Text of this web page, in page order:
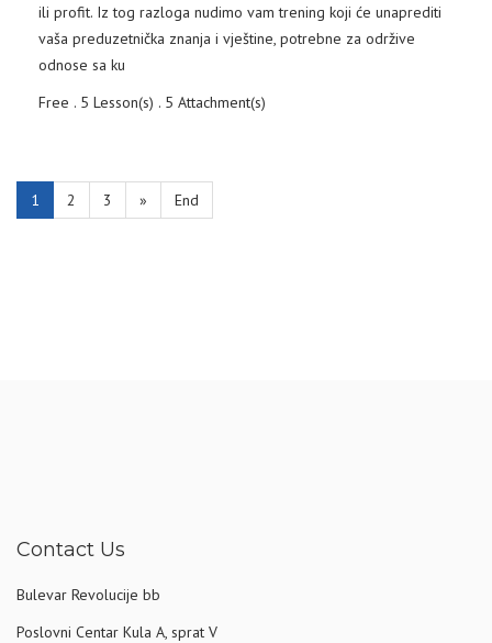
ili profit. Iz tog razloga nudimo vam trening koji će unaprediti
vaša preduzetnička znanja i vještine, potrebne za održive
odnose sa ku
Free . 5 Lesson(s) . 5 Attachment(s)
1 2 3 » End
Contact Us
Bulevar Revolucije bb
Poslovni Centar Kula A, sprat V